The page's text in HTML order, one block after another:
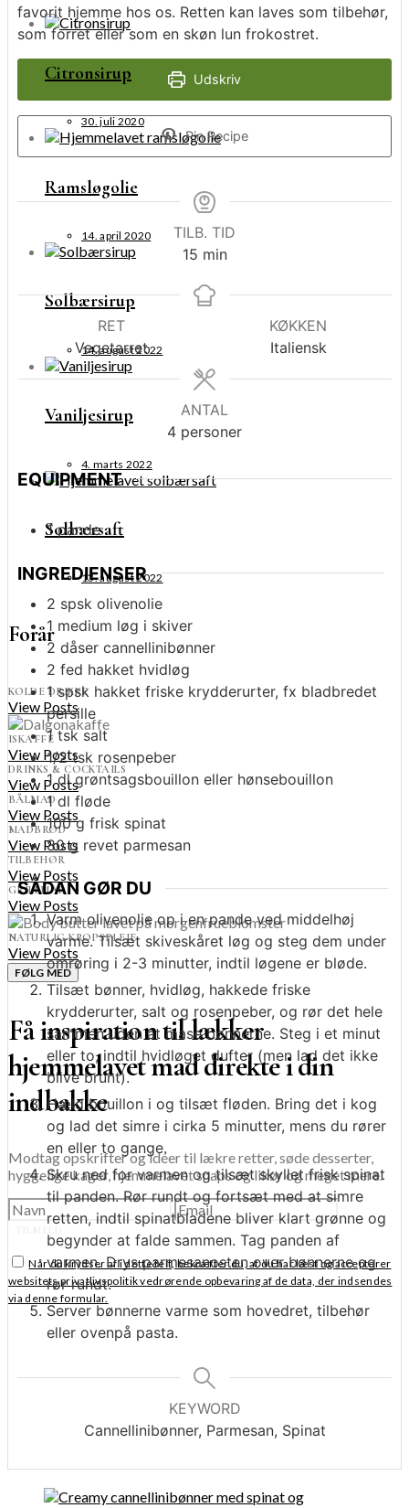
Citronsirup
30. juli 2020
Ramsløgolie
14. april 2020
Solbærsirup
14. august 2022
Vaniljesirup
4. marts 2022
Solbærsaft
13. august 2022
Forår
KOLDE DRIKKE
View Posts
ISKAFFE
View Posts
DRINKS & COCKTAILS
View Posts
BÅLMAD
View Posts
MADBRØD
View Posts
TILBEHØR
View Posts
GRILLMAD
View Posts
NATURLIG KROPSPLEJE
View Posts
FØLG MED
Få inspiration til lækker
hjemmelavet mad direkte i din
indbakke
Modtag opskrifter og idéer til lækre retter, søde desserter,
hyggelige kager, hjemmelavet snaps og likør og meget mere.
Når du krydser af i dette felt, bekræfter du, at du har læst og accepterer
websitets privatlivspolitik vedrørende opbevaring af de data, der indsendes
via denne formular.
favorit hjemme hos os. Retten kan laves som tilbehør,
som forret eller som en skøn lun frokostret.
Udskriv
Pin Recipe
TILB. TID
15minutter
min
RET
Vegetarret
KØKKEN
Italiensk
ANTAL
4 personer
EQUIPMENT
1 pande
INGREDIENSER
2 spsk olivenolie
1 medium løg i skiver
2 dåser cannellinibønner
2 fed hakket hvidløg
1 spsk hakket friske krydderurter, fx bladbredet
persille
1 tsk salt
1/2 tsk rosenpeber
1 dl grøntsagsbouillon eller hønsebouillon
1 dl fløde
100 g frisk spinat
80 g revet parmesan
SÅDAN GØR DU
Varm olivenolie op i en pande ved middelhøj
varme. Tilsæt skiveskåret løg og steg dem under
omrøring i 2-3 minutter, indtil løgene er bløde.
Tilsæt bønner, hvidløg, hakkede friske
krydderurter, salt og rosenpeber, og rør det hele
sammen uden at mase bønnerne. Steg i et minut
eller to, indtil hvidløget dufter (men lad det ikke
blive brunt).
Hæld bouillon i og tilsæt fløden. Bring det i kog
og lad det simre i cirka 5 minutter, mens du rører
en eller to gange.
Skru ned for varmen og tilsæt skyllet frisk spinat
til panden. Rør rundt og fortsæt med at simre
retten, indtil spinatbladene bliver klart grønne og
begynder at falde sammen. Tag panden af
varmen. Drys parmesanosten over bønnerne og
rør rundt.
Server bønnerne varme som hovedret, tilbehør
eller ovenpå pasta.
KEYWORD
Cannellinibønner, Parmesan, Spinat